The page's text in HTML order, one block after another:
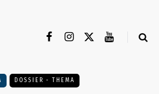
DOSSIER - THEMA